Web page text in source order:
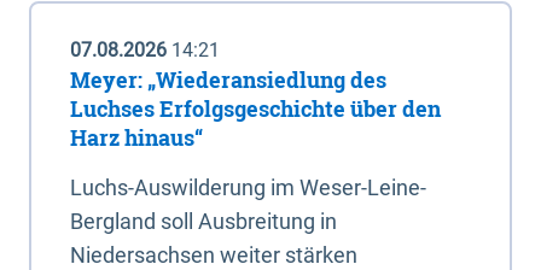
07.08.2026 14:21
Meyer: „Wiederansiedlung des
Luchses Erfolgsgeschichte über den
Harz hinaus“
Luchs-Auswilderung im Weser-Leine-
Bergland soll Ausbreitung in
Niedersachsen weiter stärken